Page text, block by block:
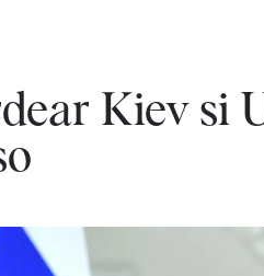
Kiev si